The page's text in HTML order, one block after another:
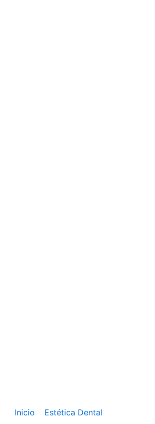
Inicio Estética Dental